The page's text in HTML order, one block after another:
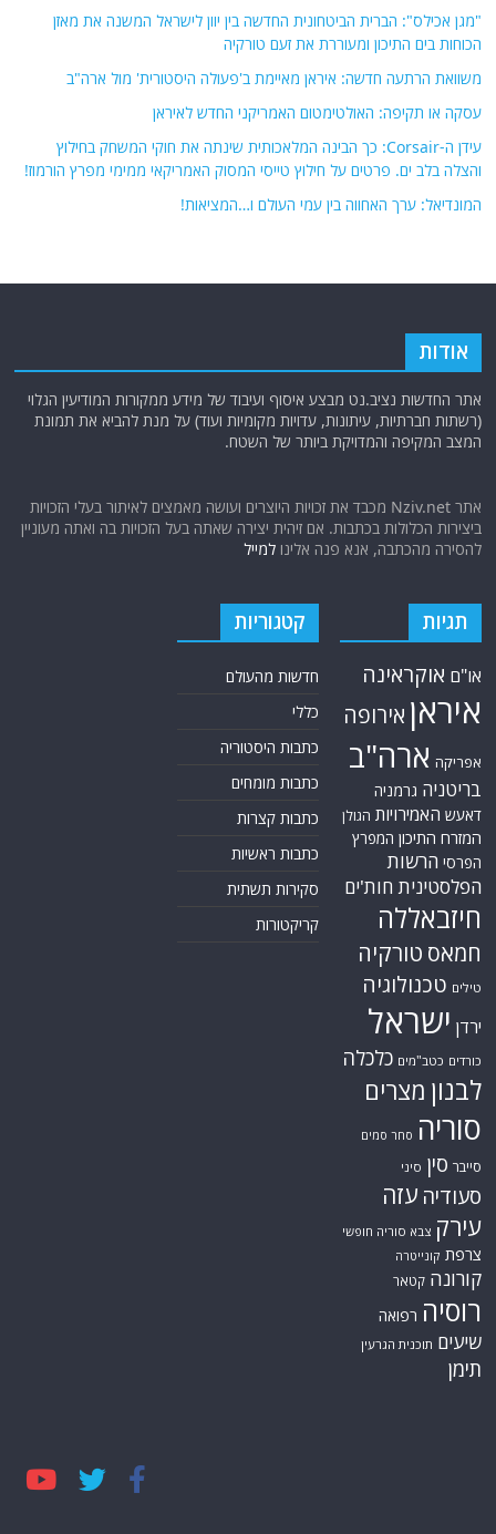
"מגן אכילס": הברית הביטחונית החדשה בין יוון לישראל המשנה את מאזן
הכוחות בים התיכון ומעוררת את זעם טורקיה
משוואת הרתעה חדשה: איראן מאיימת ב'פעולה היסטורית' מול ארה"ב
עסקה או תקיפה: האולטימטום האמריקני החדש לאיראן
עידן ה-Corsair: כך הבינה המלאכותית שינתה את חוקי המשחק בחילוץ
והצלה בלב ים. פרטים על חילוץ טייסי המסוק האמריקאי ממימי מפרץ הורמוז!
המונדיאל: ערך האחווה בין עמי העולם ו…המציאות!
אודות
אתר החדשות נציב.נט מבצע איסוף ועיבוד של מידע ממקורות המודיעין הגלוי
(רשתות חברתיות, עיתונות, עדויות מקומיות ועוד) על מנת להביא את תמונת
המצב המקיפה והמדויקת ביותר של השטח.
אתר Nziv.net מכבד את זכויות היוצרים ועושה מאמצים לאיתור בעלי הזכויות
ביצירות הכלולות בכתבות. אם זיהית יצירה שאתה בעל הזכויות בה ואתה מעוניין
להסירה מהכתבה, אנא פנה אלינולמייל
תגיות
או"ם אוקראינה
איראן אירופה
אפריקה ארה"ב
בריטניה גרמניה
דאעש האמירויות הגולן
המזרח התיכון המפרץ
הפרסי הרשות
הפלסטינית חות'ים
חיזבאללה
חמאס טורקיה
טילים טכנולוגיה
ירדן ישראל
כורדים כטב"מים כלכלה
לבנון מצרים
סוריה סחר סמים
סייבר סין סיני
סעודיה עזה
עירק צבא סוריה חופשי
צרפת קונייטרה
קורונה קטאר
רוסיה רפואה
שיעים תוכנית הגרעין
תימן
קטגוריות
חדשות מהעולם
כללי
כתבות היסטוריה
כתבות מומחים
כתבות קצרות
כתבות ראשיות
סקירות תשתית
קריקטורות